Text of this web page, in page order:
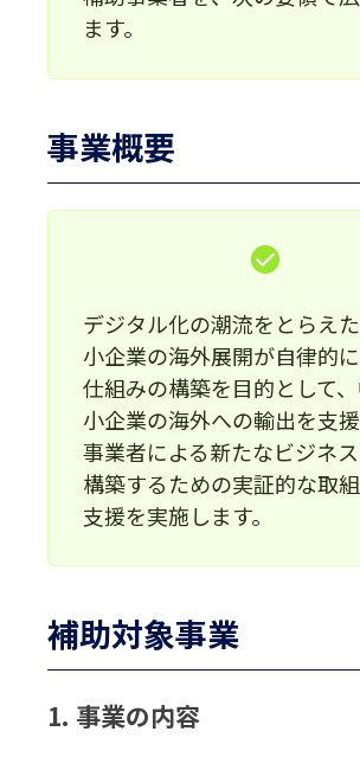
ます。
事業概要
デジタル化の潮流をとらえ
小企業の海外展開が自律的
仕組みの構築を目的として
小企業の海外への輸出を支
事業者による新たなビジネ
構築するための実証的な取
支援を実施します。
補助対象事業
1. 事業の内容